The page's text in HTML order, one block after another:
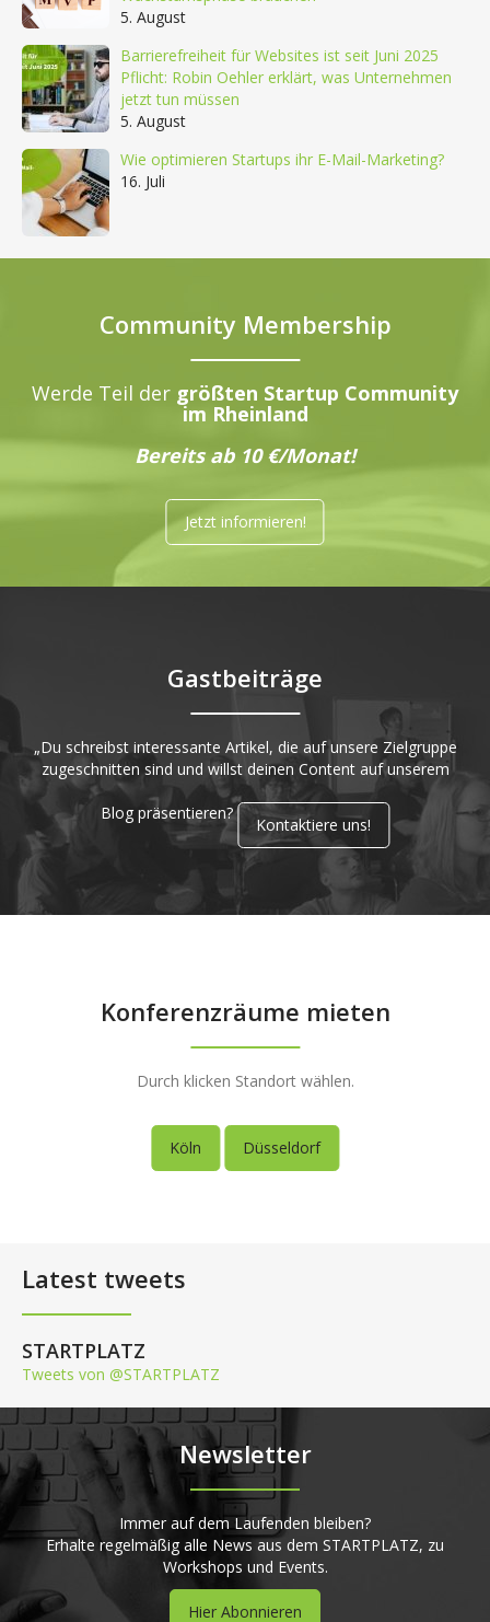
5. August
Barrierefreiheit für Websites ist seit Juni 2025
Pflicht: Robin Oehler erklärt, was Unternehmen
jetzt tun müssen
5. August
Wie optimieren Startups ihr E-Mail-Marketing?
16. Juli
Community Membership
Werde Teil der größten Startup Community
im Rheinland
Bereits ab 10 €/Monat!
Jetzt informieren!
Gastbeiträge
„Du schreibst interessante Artikel, die auf unsere Zielgruppe
zugeschnitten sind und willst deinen Content auf unserem
Blog präsentieren?
Kontaktiere uns!
Konferenzräume mieten
Durch klicken Standort wählen.
Köln Düsseldorf
Latest tweets
STARTPLATZ
Tweets von @STARTPLATZ
Newsletter
Immer auf dem Laufenden bleiben?
Erhalte regelmäßig alle News aus dem STARTPLATZ, zu
Workshops und Events.
Hier Abonnieren